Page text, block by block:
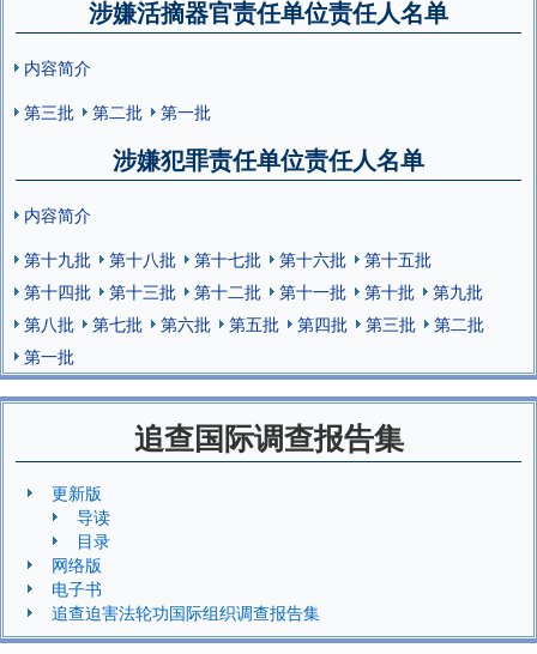
涉嫌活摘器官责任单位责任人名单
内容简介
第三批
第二批 第一批
涉嫌犯罪责任单位责任人名单
内容简介
第十九批
第十八批 第十七批 第十六批
第十五批
第十四批
第十三批 第十二批 第十一批 第十批
第九批
第八批
第七批 第六批 第五批 第四批 第三批
第二批
第一批
追查国际调查报告集
更新版
导读
目录
网络版
电子书
追查迫害法轮功国际组织调查报告集